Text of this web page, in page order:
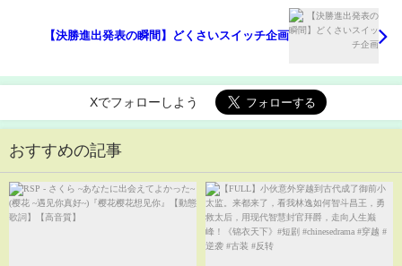
【決勝進出発表の瞬間】どくさいスイッチ企画
Xでフォローしよう
おすすめの記事